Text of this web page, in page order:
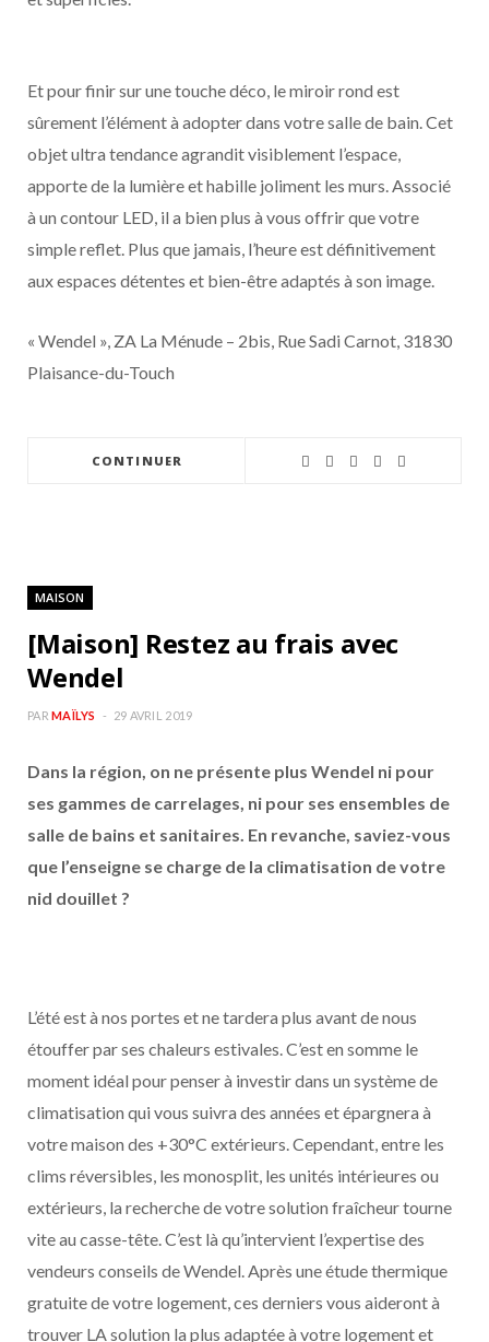
Et pour finir sur une touche déco, le miroir rond est
sûrement l’élément à adopter dans votre salle de bain. Cet
objet ultra tendance agrandit visiblement l’espace,
apporte de la lumière et habille joliment les murs. Associé
à un contour LED, il a bien plus à vous offrir que votre
simple reflet. Plus que jamais, l’heure est définitivement
aux espaces détentes et bien-être adaptés à son image.
« Wendel », ZA La Ménude – 2bis, Rue Sadi Carnot, 31830
Plaisance-du-Touch
CONTINUER
MAISON
[Maison] Restez au frais avec
Wendel
PAR MAÏLYS 29 AVRIL 2019
Dans la région, on ne présente plus Wendel ni pour
ses gammes de carrelages, ni pour ses ensembles de
salle de bains et sanitaires. En revanche, saviez-vous
que l’enseigne se charge de la climatisation de votre
nid douillet ?
L’été est à nos portes et ne tardera plus avant de nous
étouffer par ses chaleurs estivales. C’est en somme le
moment idéal pour penser à investir dans un système de
climatisation qui vous suivra des années et épargnera à
votre maison des +30°C extérieurs. Cependant, entre les
clims réversibles, les monosplit, les unités intérieures ou
extérieurs, la recherche de votre solution fraîcheur tourne
vite au casse-tête. C’est là qu’intervient l’expertise des
vendeurs conseils de Wendel. Après une étude thermique
gratuite de votre logement, ces derniers vous aideront à
trouver LA solution la plus adaptée à votre logement et